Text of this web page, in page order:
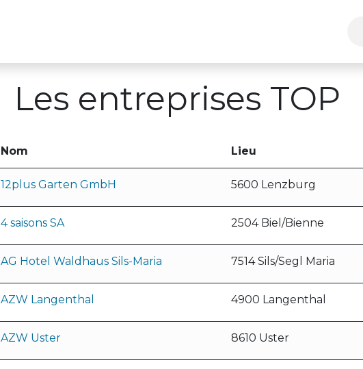
Les entreprises TOP
Nom Lieu
12plus Garten GmbH 5600 Lenzburg
4 saisons SA 2504 Biel/Bienne
AG Hotel Waldhaus Sils-Maria 7514 Sils/Segl Maria
AZW Langenthal 4900 Langenthal
AZW Uster 8610 Uster